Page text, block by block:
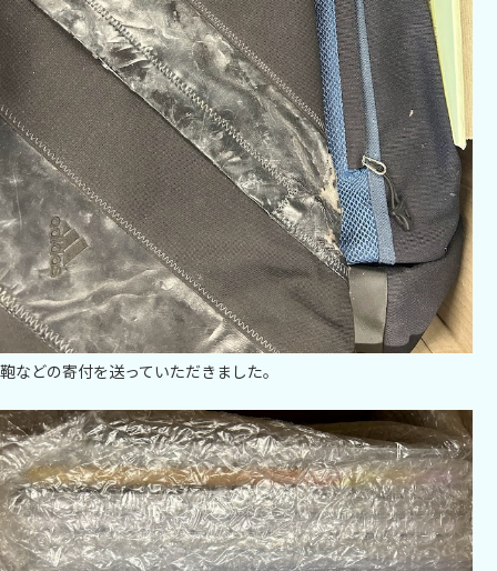
鞄などの寄付を送っていただきました。